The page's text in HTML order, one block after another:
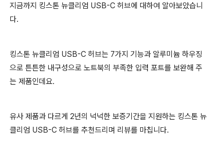
지금까지 킹스톤 뉴클리엄 USB-C 허브에 대하여 알아보았습니
다.
킹스톤 뉴클리엄 USB-C 허브는 7가지 기능과 알루미늄 하우징
으로 튼튼한 내구성으로 노트북의 부족한 입력 포트를 보완해 주
는 제품인데요.
유사 제품과 다르게 2년의 넉넉한 보증기간을 지원하는 킹스톤 뉴
클리엄 USB-C 허브를 추천드리며 리뷰를 마칩니다.